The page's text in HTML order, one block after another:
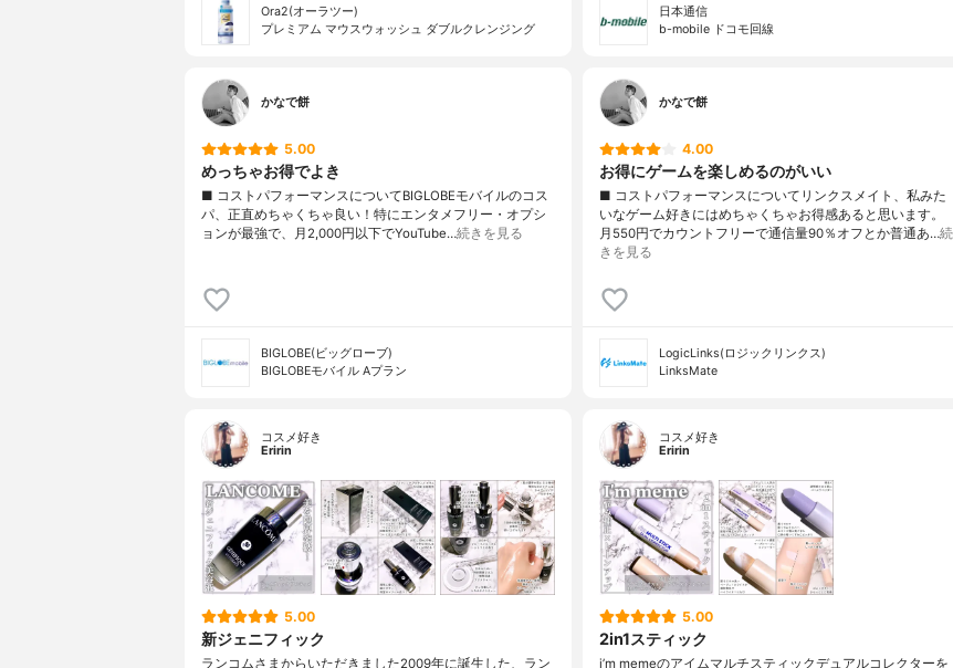
Ora2(オーラツー)
プレミアム マウスウォッシュ ダブルクレンジング
日本通信
b-mobile ドコモ回線
かなで餅
5.00
めっちゃお得でよき
■ コストパフォーマンスについてBIGLOBEモバイルのコス
パ、正直めちゃくちゃ良い！特にエンタメフリー・オプシ
ョンが最強で、月2,000円以下でYouTube…続きを見る
BIGLOBE(ビッグローブ)
BIGLOBEモバイル Aプラン
かなで餅
4.00
お得にゲームを楽しめるのがいい
■ コストパフォーマンスについてリンクスメイト、私みた
いなゲーム好きにはめちゃくちゃお得感あると思います。
月550円でカウントフリーで通信量90％オフとか普通あ…続
きを見る
LogicLinks(ロジックリンクス)
LinksMate
コスメ好き
Eririn
5.00
新ジェニフィック
ランコムさまからいただきました2009年に誕生した、ラン
コスメ好き
Eririn
5.00
2in1スティック
i’m memeのアイムマルチスティックデュアルコレクターを